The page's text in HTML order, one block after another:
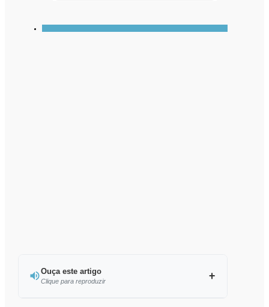
Ouça este artigo
Clique para reproduzir